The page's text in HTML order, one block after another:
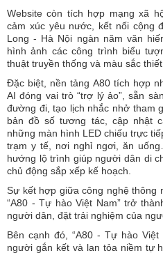
Website còn tích hợp mạng xã
cảm xúc yêu nước, kết nối cộng
Long - Hà Nội ngàn năm văn
hình ảnh các công trình biểu
thuật truyền thống và màu sắc
Đặc biệt, nền tảng A80 tích hợp
AI đóng vai trò “trợ lý ảo”, sẵn
đường đi, tạo lịch nhắc nhở tham
bản đồ số tương tác, cập nhật
những màn hình LED chiếu trực
trạm y tế, nơi nghỉ ngơi, ăn
hướng lộ trình giúp người dân di
chủ động sắp xếp kế hoạch.
Sự kết hợp giữa công nghệ thông
“A80 - Tự hào Việt Nam” trở
người dân, đặt trải nghiệm của
Bên cạnh đó, “A80 - Tự hào
người gắn kết và lan tỏa niềm tự